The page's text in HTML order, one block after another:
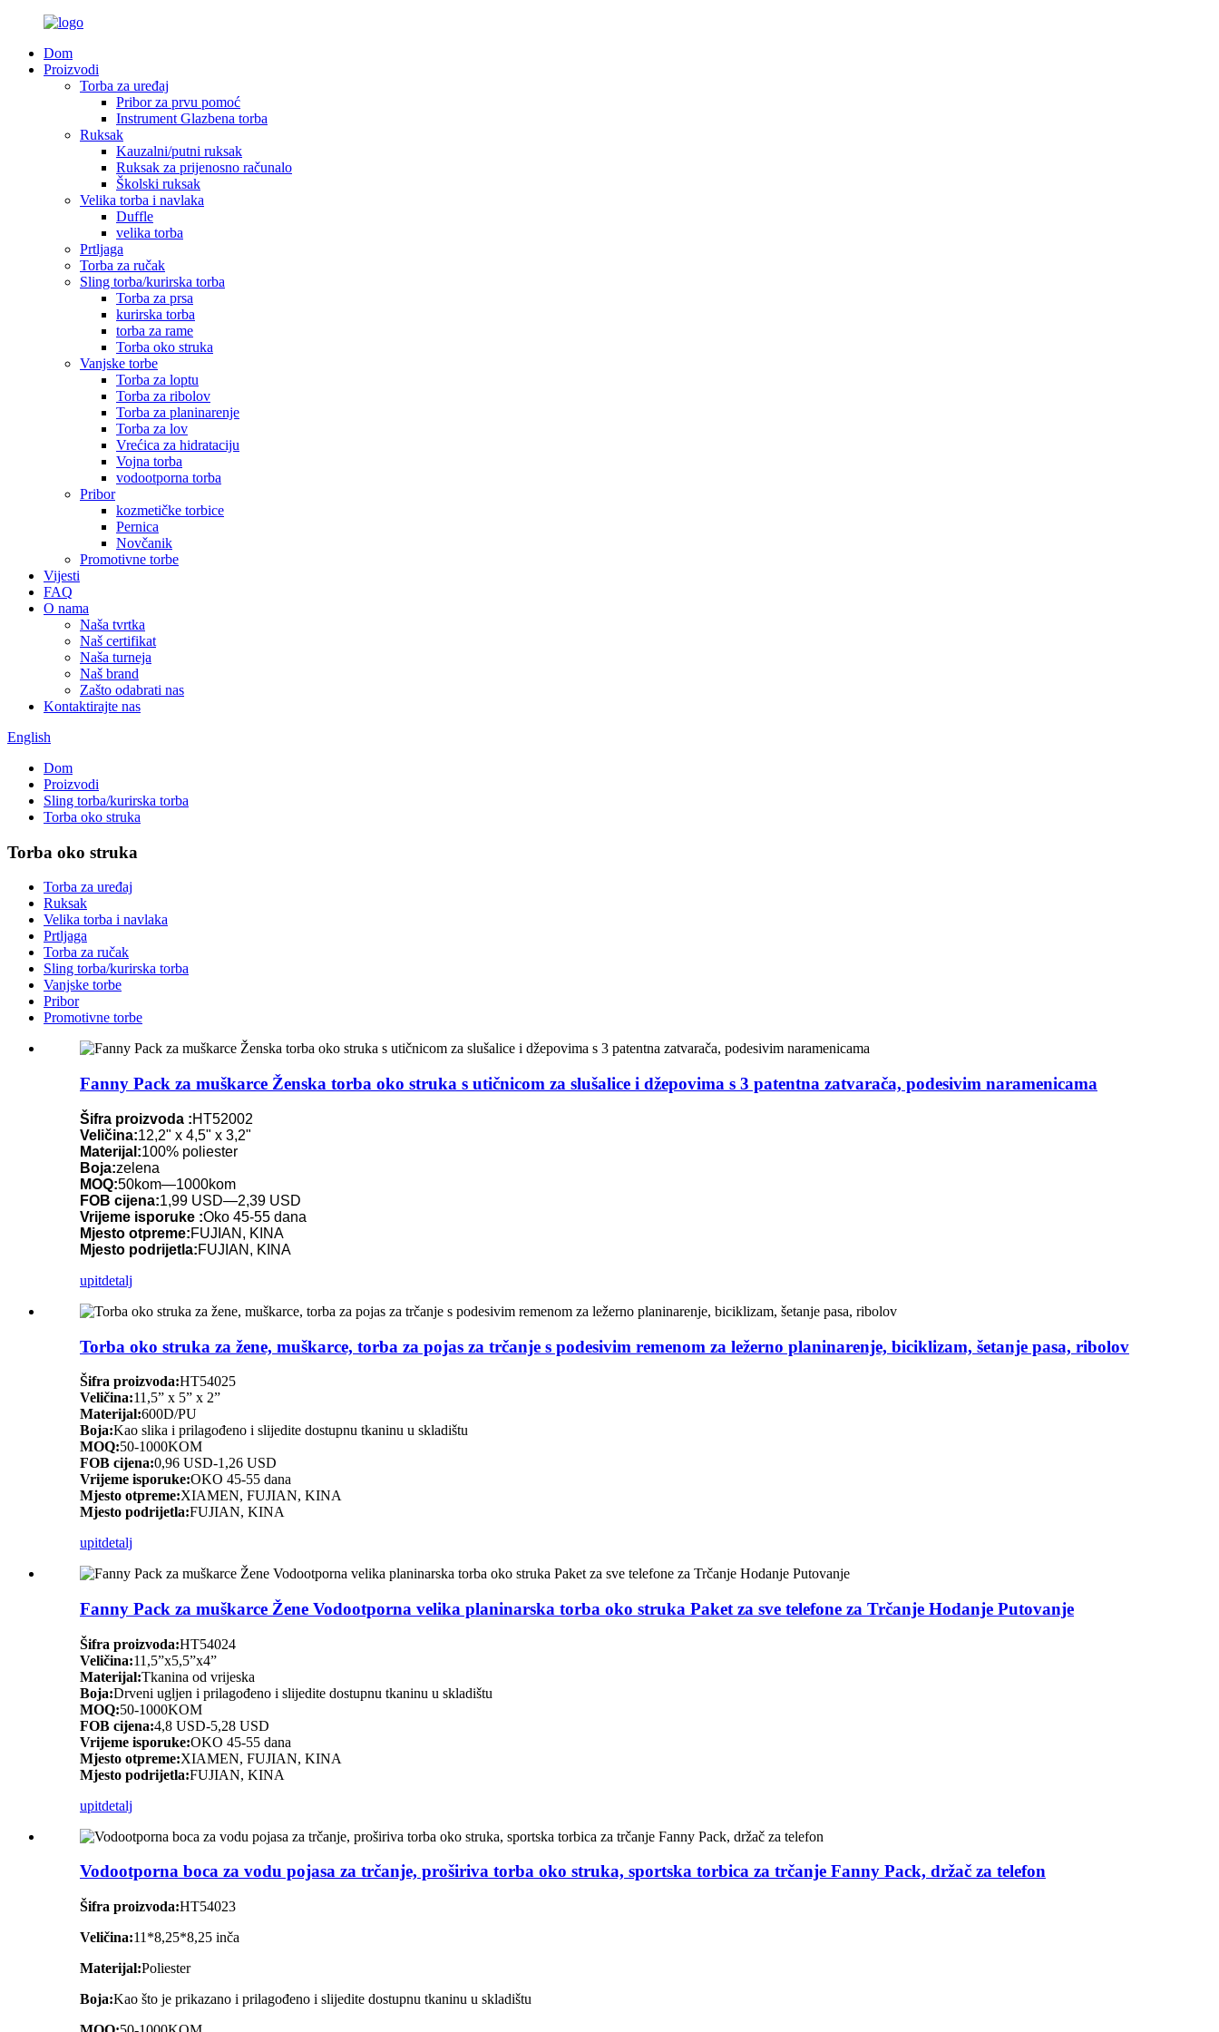
Dom
Proizvodi
Torba za uređaj
Pribor za prvu pomoć
Instrument Glazbena torba
Ruksak
Kauzalni/putni ruksak
Ruksak za prijenosno računalo
Školski ruksak
Velika torba i navlaka
Duffle
velika torba
Prtljaga
Torba za ručak
Sling torba/kurirska torba
Torba za prsa
kurirska torba
torba za rame
Torba oko struka
Vanjske torbe
Torba za loptu
Torba za ribolov
Torba za planinarenje
Torba za lov
Vrećica za hidrataciju
Vojna torba
vodootporna torba
Pribor
kozmetičke torbice
Pernica
Novčanik
Promotivne torbe
Vijesti
FAQ
O nama
Naša tvrtka
Naš certifikat
Naša turneja
Naš brand
Zašto odabrati nas
Kontaktirajte nas
English
Dom
Proizvodi
Sling torba/kurirska torba
Torba oko struka
Torba oko struka
Torba za uređaj
Ruksak
Velika torba i navlaka
Prtljaga
Torba za ručak
Sling torba/kurirska torba
Vanjske torbe
Pribor
Promotivne torbe
Fanny Pack za muškarce Ženska torba oko struka s utičnicom za slušalice i džepovima s 3 patentna zatvarača, podesivim naramenicama
Šifra proizvoda :HT52002
Veličina:12,2" x 4,5" x 3,2"
Materijal:100% poliester
Boja:zelena
MOQ:50kom—1000kom
FOB cijena:1,99 USD—2,39 USD
Vrijeme isporuke :Oko 45-55 dana
Mjesto otpreme:FUJIAN, KINA
Mjesto podrijetla:FUJIAN, KINA
upitdetalj
Torba oko struka za žene, muškarce, torba za pojas za trčanje s podesivim remenom za ležerno planinarenje, biciklizam, šetanje pasa, ribolov
Šifra proizvoda:HT54025
Veličina:11,5” x 5” x 2”
Materijal:600D/PU
Boja:Kao slika i prilagođeno i slijedite dostupnu tkaninu u skladištu
MOQ:50-1000KOM
FOB cijena:0,96 USD-1,26 USD
Vrijeme isporuke:OKO 45-55 dana
Mjesto otpreme:XIAMEN, FUJIAN, KINA
Mjesto podrijetla:FUJIAN, KINA
upitdetalj
Fanny Pack za muškarce Žene Vodootporna velika planinarska torba oko struka Paket za sve telefone za Trčanje Hodanje Putovanje
Šifra proizvoda:HT54024
Veličina:11,5”x5,5”x4”
Materijal:Tkanina od vrijeska
Boja:Drveni ugljen i prilagođeno i slijedite dostupnu tkaninu u skladištu
MOQ:50-1000KOM
FOB cijena:4,8 USD-5,28 USD
Vrijeme isporuke:OKO 45-55 dana
Mjesto otpreme:XIAMEN, FUJIAN, KINA
Mjesto podrijetla:FUJIAN, KINA
upitdetalj
Vodootporna boca za vodu pojasa za trčanje, proširiva torba oko struka, sportska torbica za trčanje Fanny Pack, držač za telefon
Šifra proizvoda:HT54023
Veličina:11*8,25*8,25 inča
Materijal:Poliester
Boja:Kao što je prikazano i prilagođeno i slijedite dostupnu tkaninu u skladištu